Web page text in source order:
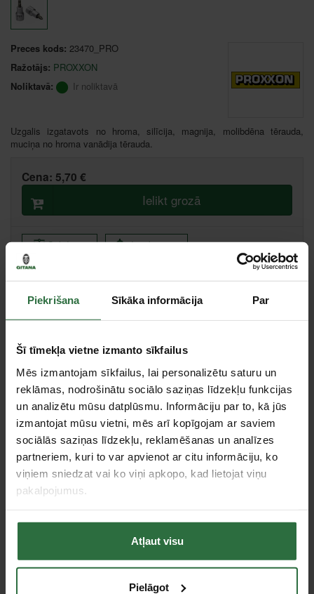
Piekrišana Sīkāka informācija Par
Šī tīmekļa vietne izmanto sīkfailus
Mēs izmantojam sīkfailus, lai personalizētu saturu un
reklāmas, nodrošinātu sociālo saziņas līdzekļu funkcijas
un analizētu mūsu datplūsmu. Informāciju par to, kā jūs
izmantojat mūsu vietni, mēs arī kopīgojam ar saviem
sociālās saziņas līdzekļu, reklamēšanas un analīzes
partneriem, kuri to var apvienot ar citu informāciju, ko
viņiem sniedzat vai ko viņi apkopo, kad lietojat viņu
pakalpojumus.
Atļaut visu
Pielāgot
Preces kods: 23470_PRO
Ražotājs: PROXXON
Noliktavā:
Ir noliktavā
Uzgalis izgatavots no hroma, silīcija, magnija, molibdēna tērauda,
muciņa no hroma vanādija tērauda.
Cena: 5,70 €
Ielikt grozā
Salīdzināt Ieteikt cenu
Liepāja, Zemnieku iela 60, Liepāja
Stiprinājuma kvadrāts
1/2"
Izmērs
Tips
Muciņas ar dažādiem uzgaļiem
Trieciena
Nē
Pagarināta muciņa
Nē
Tie, kas apskatīja šo preci, tāpat interesējās par...
Failed to load product list.